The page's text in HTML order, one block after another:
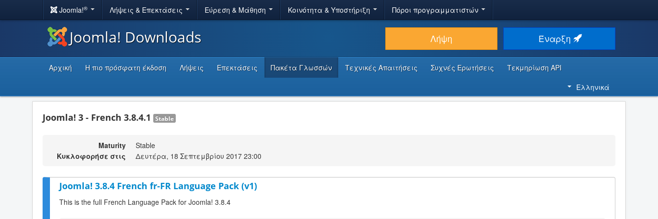
Joomla!® Λήψεις & Επεκτάσεις Εύρεση & Μάθηση Κοινότητα & Υποστήριξη Πόροι προγραμματιστών
Joomla! Downloads Λήψη Έναρξη
Αρχική Η πιο πρόσφατη έκδοση Λήψεις Επεκτάσεις Πακέτα Γλωσσών Τεχνικές Απαιτήσεις Συχνές Ερωτήσεις
Τεκμηρίωση API
Ελληνικά
Joomla! 3 - French 3.8.4.1 Stable
Maturity
Stable
Κυκλοφορήσε στις
Δευτέρα, 18 Σεπτεμβρίου 2017 23:00
Joomla! 3.8.4 French fr-FR Language Pack (v1)
This is the full French Language Pack for Joomla! 3.8.4